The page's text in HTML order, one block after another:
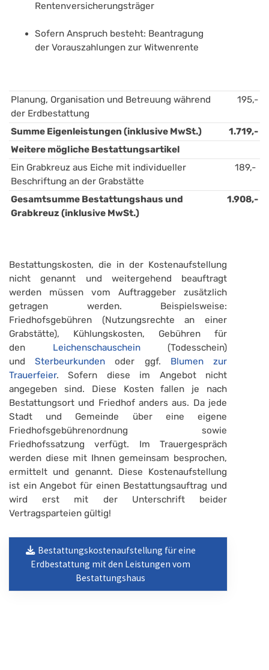
Rentenversicherungsträger
Sofern Anspruch besteht: Beantragung
der Vorauszahlungen zur Witwenrente
Planung, Organisation und Betreuung während
der Erdbestattung
195,-
Summe Eigenleistungen (inklusive MwSt.)
1.719,-
Weitere mögliche Bestattungsartikel
Ein Grabkreuz aus Eiche mit individueller
Beschriftung an der Grabstätte
189,-
Gesamtsumme Bestattungshaus und
Grabkreuz (inklusive MwSt.)
1.908,-
Bestattungskosten, die in der Kostenaufstellung
nicht genannt und weitergehend beauftragt
werden müssen vom Auftraggeber zusätzlich
getragen werden. Beispielsweise:
Friedhofsgebühren (Nutzungsrechte an einer
Grabstätte), Kühlungskosten, Gebühren für
den Leichenschauschein(Todesschein)
undSterbeurkunden oder ggf. Blumen zur
Trauerfeier. Sofern diese im Angebot nicht
angegeben sind. Diese Kosten fallen je nach
Bestattungsort und Friedhof anders aus. Da jede
Stadt und Gemeinde über eine eigene
Friedhofsgebührenordnung sowie
Friedhofssatzung verfügt. Im Trauergespräch
werden diese mit Ihnen gemeinsam besprochen,
ermittelt und genannt. Diese Kostenaufstellung
ist ein Angebot für einen Bestattungsauftrag und
wird erst mit der Unterschrift beider
Vertragsparteien gültig!
Bestattungskostenaufstellung für eine
Erdbestattung mit den Leistungen vom
Bestattungshaus